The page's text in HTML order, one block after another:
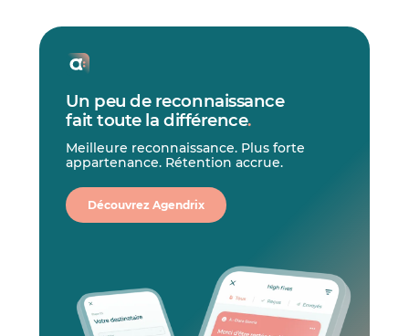
Un peu de reconnaissance
fait toute la différence.
Meilleure reconnaissance. Plus forte
appartenance. Rétention accrue.
Découvrez Agendrix